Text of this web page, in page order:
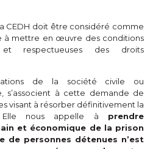
CEDH doit être considéré comme
à mettre en œuvre des conditions
respectueuses des droits
de la société civile ou
s’associent à cette demande de
visant à résorber définitivement la
Elle nous appelle à prendre
et économique de la prison
personnes détenues n’est